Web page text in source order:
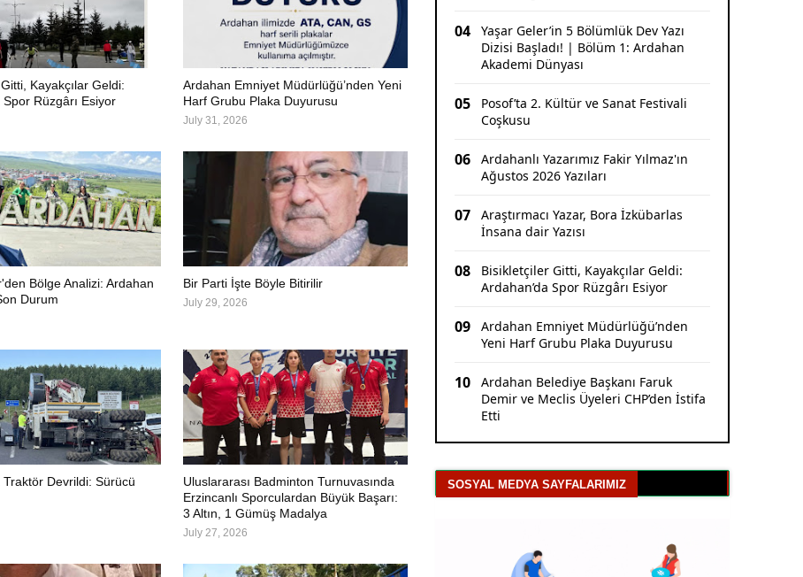
Kayakçılar Geldi:
Spor Rüzgârı Esiyor
Ardahan Emniyet Müdürlüğü’nden Yeni
Harf Grubu Plaka Duyurusu
July 31, 2026
Bölge Analizi: Ardahan
Durum
Bir Parti İşte Böyle Bitirilir
July 29, 2026
Devrildi: Sürücü
Uluslararası Badminton Turnuvasında
Erzincanlı Sporculardan Büyük Başarı:
3 Altın, 1 Gümüş Madalya
July 27, 2026
04
Yaşar Geler’in 5 Bölümlük Dev Yazı
Dizisi Başladı! | Bölüm 1: Ardahan
Akademi Dünyası
05
Posof’ta 2. Kültür ve Sanat Festivali
Coşkusu
06
Ardahanlı Yazarımız Fakir Yılmaz'ın
Ağustos 2026 Yazıları
07
Araştırmacı Yazar, Bora İzkübarlas
İnsana dair Yazısı
08
Bisikletçiler Gitti, Kayakçılar Geldi:
Ardahan’da Spor Rüzgârı Esiyor
09
Ardahan Emniyet Müdürlüğü’nden
Yeni Harf Grubu Plaka Duyurusu
10
Ardahan Belediye Başkanı Faruk
Demir ve Meclis Üyeleri CHP’den İstifa
Etti
SOSYAL MEDYA SAYFALARIMIZ